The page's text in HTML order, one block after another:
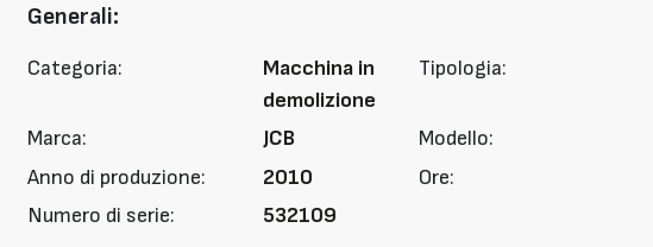
Generali:
Categoria:
Macchina in
demolizione
Tipologia:
Marca: JCB Modello:
Anno di produzione:
2010 Ore:
Numero di serie:
532109